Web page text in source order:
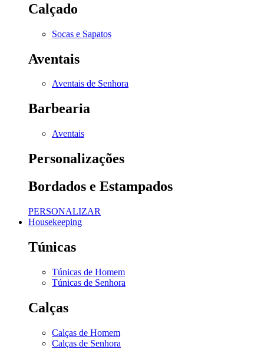
Calçado
Socas e Sapatos
Aventais
Aventais de Senhora
Barbearia
Aventais
Personalizações
Bordados e Estampados
PERSONALIZAR
Housekeeping
Túnicas
Túnicas de Homem
Túnicas de Senhora
Calças
Calças de Homem
Calças de Senhora